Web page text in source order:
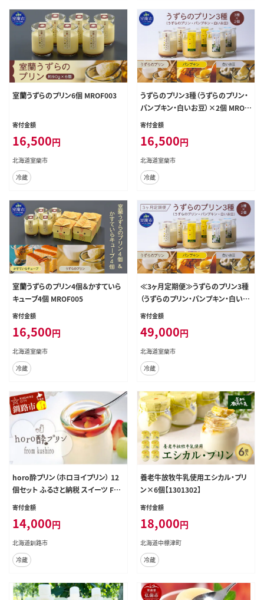
室蘭うずらのプリン6個 MROF003
寄付金額
16,500円
北海道室蘭市
冷蔵
うずらのプリン3種（うずらのプリン・
パンプキン・白いお豆）×2個 MROF
004
寄付金額
16,500円
北海道室蘭市
冷蔵
室蘭うずらのプリン4個＆かすていら
キューブ4個 MROF005
寄付金額
16,500円
北海道室蘭市
冷蔵
≪3ヶ月定期便≫うずらのプリン3種
（うずらのプリン・パンプキン・白いお
豆）×各2個 MROF008
寄付金額
49,000円
北海道室蘭市
冷蔵
horo酔プリン（ホロヨイプリン） 12
個セット ふるさと納税 スイーツ F4F
-1779
寄付金額
14,000円
北海道釧路市
冷蔵
養老牛放牧牛乳使用エシカル・プリ
ン×6個【1301302】
寄付金額
18,000円
北海道中標津町
冷蔵